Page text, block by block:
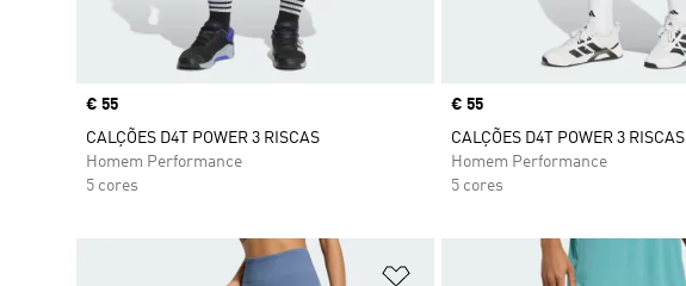
Price
€ 55
CALÇÕES D4T POWER 3 RISCAS
Homem Performance
5 cores
Price
€ 55
CALÇÕES D4T POWER 3 RISCAS
Homem Performance
5 cores
Adicionar à Lista de Desejos